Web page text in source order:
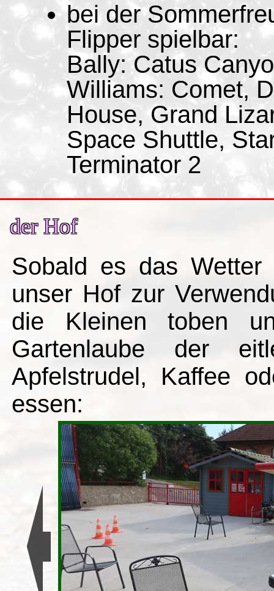
bei der
Flipper spielbar:
Bally: Catus
Williams: Comet,
House, Grand
Space Shuttle,
Terminator 2
der Hof
Sobald es das
unser Hof zur
die Kleinen toben
Gartenlaube der
Apfelstrudel, Kaffee
essen: